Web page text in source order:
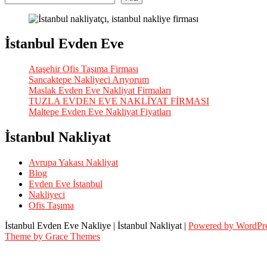
İstanbul Evden Eve
Ataşehir Ofis Taşıma Firması
Sancaktepe Nakliyeci Arıyorum
Maslak Evden Eve Nakliyat Firmaları
TUZLA EVDEN EVE NAKLİYAT FİRMASI
Maltepe Evden Eve Nakliyat Fiyatları
İstanbul Nakliyat
Avrupa Yakası Nakliyat
Blog
Evden Eve İstanbul
Nakliyeci
Ofis Taşıma
İstanbul Evden Eve Nakliye | İstanbul Nakliyat | Powered by
Theme by Grace Themes